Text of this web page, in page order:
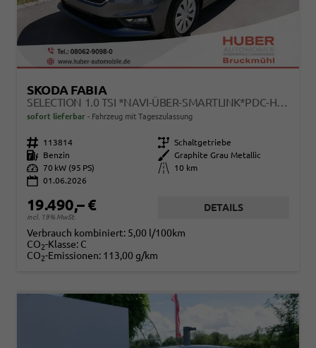
SKODA FABIA
SELECTION 1.0 TSI *NAVI-ÜBER-SMARTLINK*PDC-HI*LED*SHZ*KLIMA*RADIO
sofort lieferbar Fahrzeug mit Tageszulassung
Fahrzeugnr. 113814 Getriebe Schaltgetriebe
Kraftstoff
Benzin Außenfarbe
Graphite Grau Metallic
Leistung 70 kW (95 PS) Kilometerstand
10 km
01.06.2026
19.490,– €
incl. 19% MwSt.
DETAILS
Verbrauch kombiniert: 5,00 l/100km
CO2-Klasse: C
CO2-Emissionen: 113,00 g/km